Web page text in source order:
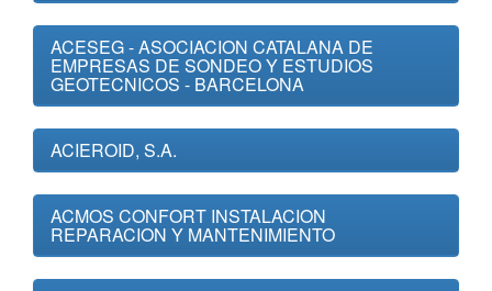
ACESEG - ASOCIACION CATALANA DE
EMPRESAS DE SONDEO Y ESTUDIOS
GEOTECNICOS - BARCELONA
ACIEROID, S.A.
ACMOS CONFORT INSTALACION
REPARACION Y MANTENIMIENTO